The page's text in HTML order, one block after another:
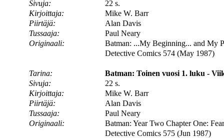
Sivuja:
22 s.
Kirjoittaja:
Mike W. Barr
Piirtäjä:
Alan Davis
Tussaaja:
Paul Neary
Originaali:
Batman: ...My Beginning... and My
Detective Comics 574 (May 1987)
Tarina:
Batman: Toinen vuosi 1. luku -
Sivuja:
22 s.
Kirjoittaja:
Mike W. Barr
Piirtäjä:
Alan Davis
Tussaaja:
Paul Neary
Originaali:
Batman: Year Two Chapter One:
Detective Comics 575 (Jun 1987)